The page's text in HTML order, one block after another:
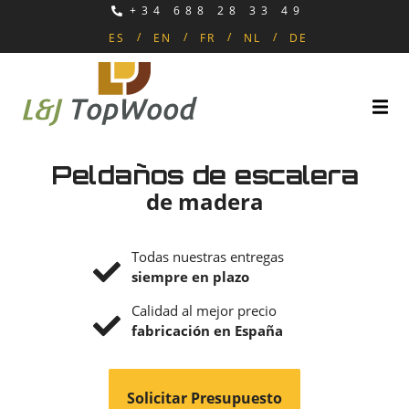
+34 688 28 33 49
ES
EN FR NL DE
Peldaños de escalera
de madera
Todas nuestras entregas
siempre en plazo
Calidad al mejor precio
fabricación en España
Solicitar Presupuesto